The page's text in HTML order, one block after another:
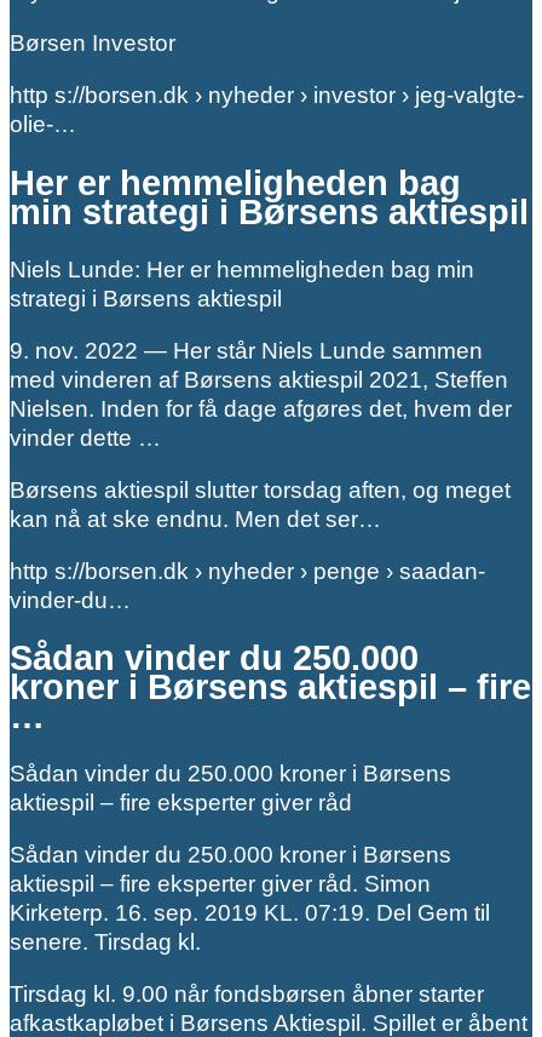
Børsen Investor
http s://borsen.dk › nyheder › investor › jeg-valgte-
olie-…
Her er hemmeligheden bag
min strategi i Børsens aktiespil
Niels Lunde: Her er hemmeligheden bag min
strategi i Børsens aktiespil
9. nov. 2022 — Her står Niels Lunde sammen
med vinderen af Børsens aktiespil 2021, Steffen
Nielsen. Inden for få dage afgøres det, hvem der
vinder dette …
Børsens aktiespil slutter torsdag aften, og meget
kan nå at ske endnu. Men det ser…
http s://borsen.dk › nyheder › penge › saadan-
vinder-du…
Sådan vinder du 250.000
kroner i Børsens aktiespil – fire
…
Sådan vinder du 250.000 kroner i Børsens
aktiespil – fire eksperter giver råd
Sådan vinder du 250.000 kroner i Børsens
aktiespil – fire eksperter giver råd. Simon
Kirketerp. 16. sep. 2019 KL. 07:19. Del Gem til
senere. Tirsdag kl.
Tirsdag kl. 9.00 når fondsbørsen åbner starter
afkastkapløbet i Børsens Aktiespil. Spillet er åbent